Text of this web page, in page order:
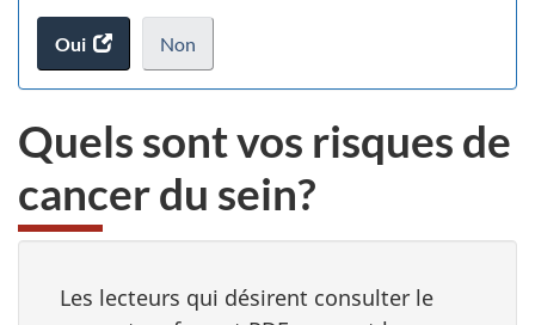
Oui
accéder
au
Non
je
veux
pas
participer
au
sondage
site
web,
.
Quels sont vos risques de
cancer du sein?
Les lecteurs qui désirent consulter le